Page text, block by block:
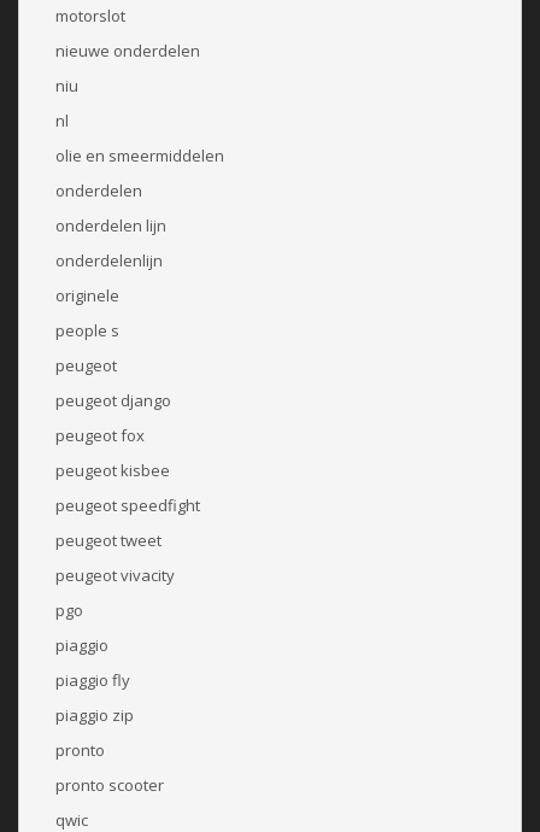
motorslot
nieuwe onderdelen
niu
nl
olie en smeermiddelen
onderdelen
onderdelen lijn
onderdelenlijn
originele
people s
peugeot
peugeot django
peugeot fox
peugeot kisbee
peugeot speedfight
peugeot tweet
peugeot vivacity
pgo
piaggio
piaggio fly
piaggio zip
pronto
pronto scooter
qwic